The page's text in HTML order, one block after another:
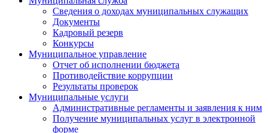
Сведения о доходах муниципальных служащих
Документы
Кадровый резерв
Конкурсы
Муниципальное управление
Отчет об исполнении бюджета
Противодействие коррупции
Результаты проверок
Муниципальные услуги
Административные регламенты и заявления к ним
Получение муниципальных услуг в электронной
форме